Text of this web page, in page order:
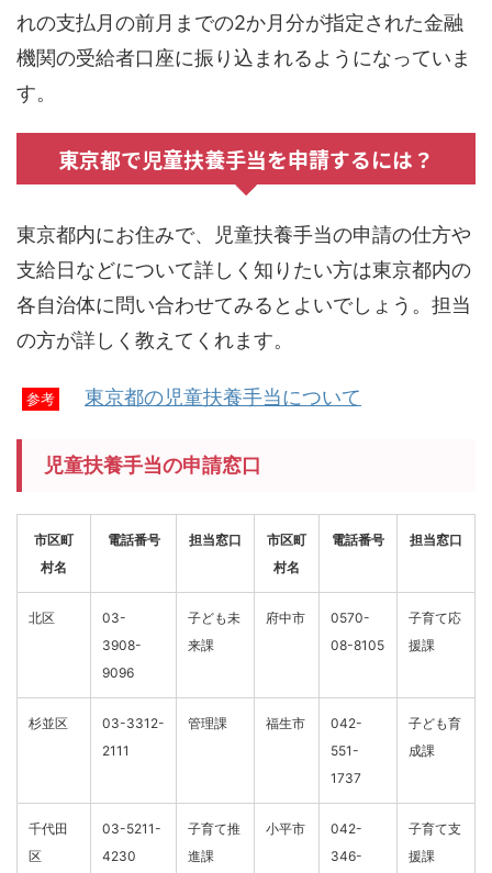
れの支払月の前月までの2か月分が指定された金融
機関の受給者口座に振り込まれるようになっていま
す。
東京都で児童扶養手当を申請するには？
東京都内にお住みで、児童扶養手当の申請の仕方や
支給日などについて詳しく知りたい方は東京都内の
各自治体に問い合わせてみるとよいでしょう。担当
の方が詳しく教えてくれます。
参考 東京都の児童扶養手当について
児童扶養手当の申請窓口
市区町
村名
電話番号 担当窓口
市区町
村名
電話番号 担当窓口
北区
03-
3908-
9096
子ども未
来課
府中市
0570-
08-8105
子育て応
援課
杉並区
03-3312-
2111
管理課 福生市
042-
551-
1737
子ども育
成課
千代田
区
03-5211-
4230
子育て推
進課
小平市
042-
346-
子育て支
援課